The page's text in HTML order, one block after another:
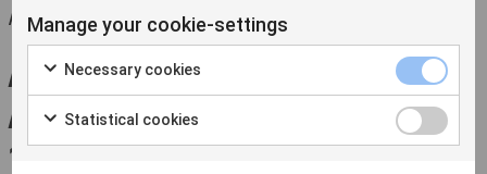
AV VENDELA TIDEMAN
ÅRSMÖTE DEN 22
APRIL 2026 KL.
17:45
Manage your cookie-settings
Necessary cookies
Statistical cookies